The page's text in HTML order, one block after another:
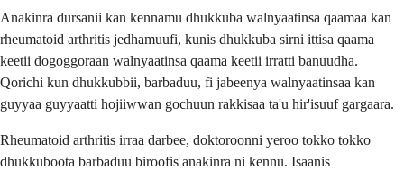
Anakinra dursanii kan kennamu dhukkuba walnyaatinsa qaamaa kan
rheumatoid arthritis jedhamuufi, kunis dhukkuba sirni ittisa qaama
keetii dogoggoraan walnyaatinsa qaama keetii irratti banuudha.
Qorichi kun dhukkubbii, barbaduu, fi jabeenya walnyaatinsaa kan
guyyaa guyyaatti hojiiwwan gochuun rakkisaa ta'u hir'isuuf gargaara.
Rheumatoid arthritis irraa darbee, doktoroonni yeroo tokko tokko
dhukkuboota barbaduu biroofis anakinra ni kennu. Isaanis